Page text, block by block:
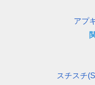
アプ
スチスチ